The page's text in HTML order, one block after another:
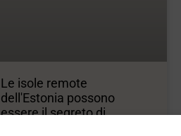
Le isole remote
dell'Estonia possono
essere il segreto di